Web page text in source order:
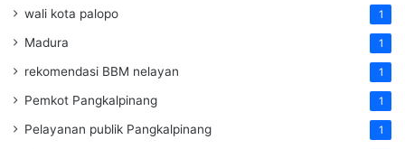
wali kota palopo 1
Madura 1
rekomendasi BBM nelayan 1
Pemkot Pangkalpinang 1
Pelayanan publik Pangkalpinang 1